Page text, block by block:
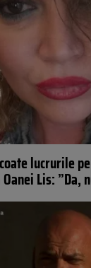
lucrurile
Lis: ”Da,